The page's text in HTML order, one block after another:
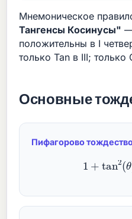
Мнемоническое
Тангенсы Косинусы"
положительны в I
только Tan в III; только
Основные
Пифагорово
1 + tan 2(θ